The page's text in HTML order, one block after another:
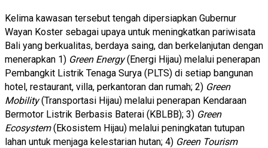
Kelima kawasan tersebut tengah dipersiapkan Gubernur
Wayan Koster sebagai upaya untuk meningkatkan pariwisata
Bali yang berkualitas, berdaya saing, dan berkelanjutan dengan
menerapkan 1) Green Energy(Energi Hijau) melalui penerapan
Pembangkit Listrik Tenaga Surya (PLTS) di setiap bangunan
hotel, restaurant, villa, perkantoran dan rumah; 2) Green
Mobility(Transportasi Hijau) melalui penerapan Kendaraan
Bermotor Listrik Berbasis Baterai (KBLBB); 3) Green
Ecosystem(Ekosistem Hijau) melalui peningkatan tutupan
lahan untuk menjaga kelestarian hutan; 4) Green Tourism